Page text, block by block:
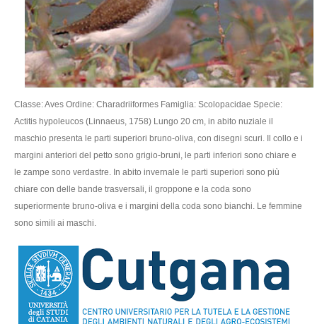
Classe: Aves Ordine: Charadriiformes Famiglia: Scolopacidae Specie:
Actitis hypoleucos (Linnaeus, 1758) Lungo 20 cm, in abito nuziale il
maschio presenta le parti superiori bruno-oliva, con disegni scuri. Il collo e i
margini anteriori del petto sono grigio-bruni, le parti inferiori sono chiare e
le zampe sono verdastre. In abito invernale le parti superiori sono più
chiare con delle bande trasversali, il groppone e la coda sono
superiormente bruno-oliva e i margini della coda sono bianchi. Le femmine
sono simili ai maschi.